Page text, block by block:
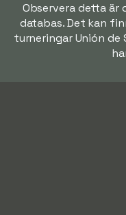
Observera detta är
databas. Det kan
turneringar Unión de